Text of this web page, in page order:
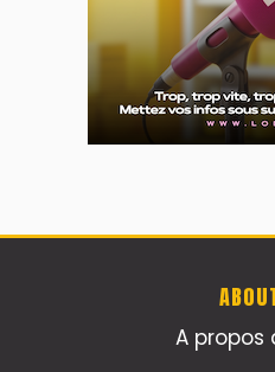
A propos